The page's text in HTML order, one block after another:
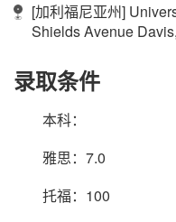
[加利福尼亚州]
Shields Avenue
录取条件
本科：
雅思：7.0
托福：100